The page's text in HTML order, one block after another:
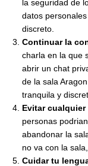
la seguridad de
datos
discreto.
Continuar la
charla en la que
abrir un chat
de la sala
tranquila y
Evitar
personas
abandonar la
no va con la
Cuidar tu